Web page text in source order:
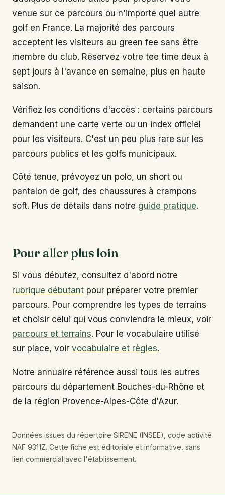
venue sur ce parcours ou n'importe quel autre
golf en France. La majorité des parcours
acceptent les visiteurs au green fee sans être
membre du club. Réservez votre tee time deux à
sept jours à l'avance en semaine, plus en haute
saison.
Vérifiez les conditions d'accès : certains parcours
demandent une carte verte ou un index officiel
pour les visiteurs. C'est un peu plus rare sur les
parcours publics et les golfs municipaux.
Côté tenue, prévoyez un polo, un short ou
pantalon de golf, des chaussures à crampons
soft. Plus de détails dans notre guide pratique.
Pour aller plus loin
Si vous débutez, consultez d'abord notre
rubrique débutant pour préparer votre premier
parcours. Pour comprendre les types de terrains
et choisir celui qui vous conviendra le mieux, voir
parcours et terrains. Pour le vocabulaire utilisé
sur place, voir vocabulaire et règles.
Notre annuaire référence aussi tous les autres
parcours du département Bouches-du-Rhône et
de la région Provence-Alpes-Côte d'Azur.
Données issues du répertoire SIRENE (INSEE), code activité
NAF 9311Z. Cette fiche est éditoriale et informative, sans
lien commercial avec l'établissement.